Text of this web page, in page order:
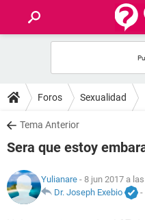
FOROS
SALUD
FAMILIA
NUTRICIÓN
Foros Sexualidad
Tema Anterior
Sera que estoy
Yulianare - 8 jun 2017 a
Dr. Joseph Exebio
-